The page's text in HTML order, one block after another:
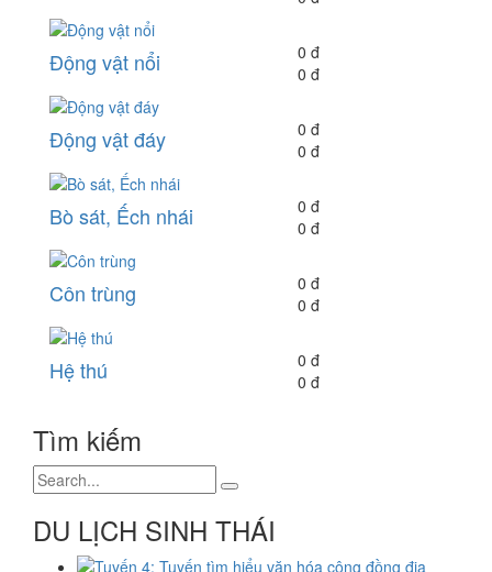
Động vật nổi
0 đ
0 đ
Động vật đáy
0 đ
0 đ
Bò sát, Ếch nhái
0 đ
0 đ
Côn trùng
0 đ
0 đ
Hệ thú
0 đ
0 đ
Tìm kiếm
DU LỊCH SINH THÁI